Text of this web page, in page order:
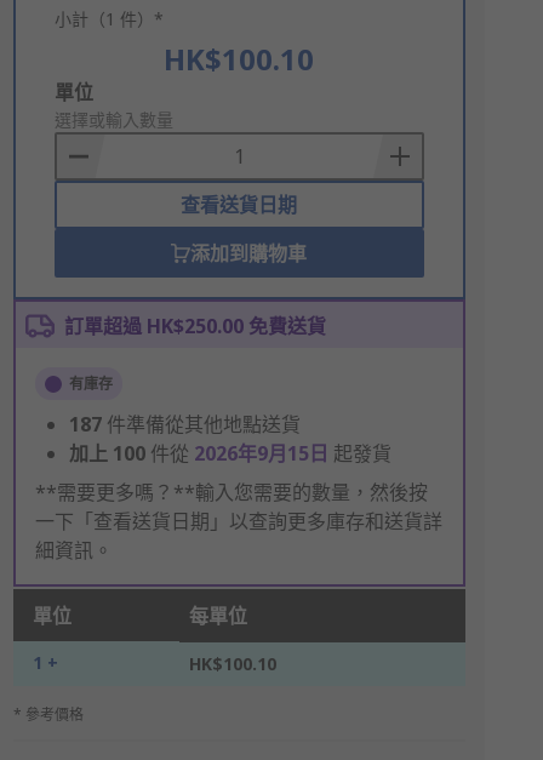
小計（1 件）*
HK$100.10
Add
to
Basket
單位
選擇或輸入數量
查看送貨日期
添加到購物車
訂單超過 HK$250.00 免費送貨
有庫存
187 件準備從其他地點送貨
加上 100 件從 2026年9月15日 起發貨
**需要更多嗎？**輸入您需要的數量，然後按
一下「查看送貨日期」以查詢更多庫存和送貨詳
細資訊。
單位 每單位
1 + HK$100.10
* 參考價格